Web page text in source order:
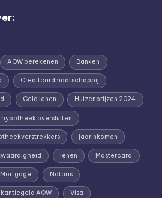
AOW berekenen Banken
Creditcardmaatschappij
Geld lenen Huizenprijzen 2024
hypotheek oversluiten
jaarinkomen
lenen Mastercard
Mortgage Notaris
AOW Visa